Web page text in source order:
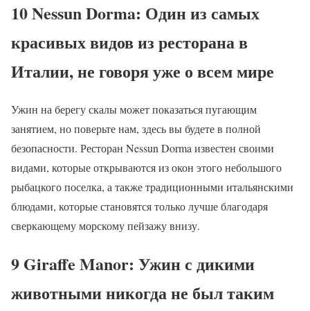
10 Nessun Dorma: Один из самых
красивых видов из ресторана в
Италии, не говоря уже о всем мире
Ужин на берегу скалы может показаться пугающим
занятием, но поверьте нам, здесь вы будете в полной
безопасности. Ресторан Nessun Dorma известен своими
видами, которые открываются из окон этого небольшого
рыбацкого поселка, а также традиционными итальянскими
блюдами, которые становятся только лучше благодаря
сверкающему морскому пейзажу внизу.
9 Giraffe Manor: Ужин с дикими
животными никогда не был таким